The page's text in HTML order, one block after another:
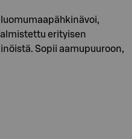
erityisen
Sopii aamupuuroon,